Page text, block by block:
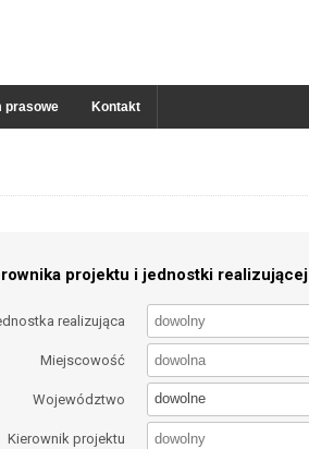
prasowe Kontakt
projektu i jednostki realizującej
realizująca
Miejscowość
Województwo dowolne
Kierownik projektu